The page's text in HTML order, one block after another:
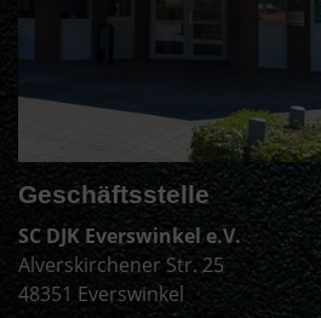
Geschäftsstelle
SC DJK Everswinkel e.V.
Alverskirchener Str. 25
48351 Everswinkel